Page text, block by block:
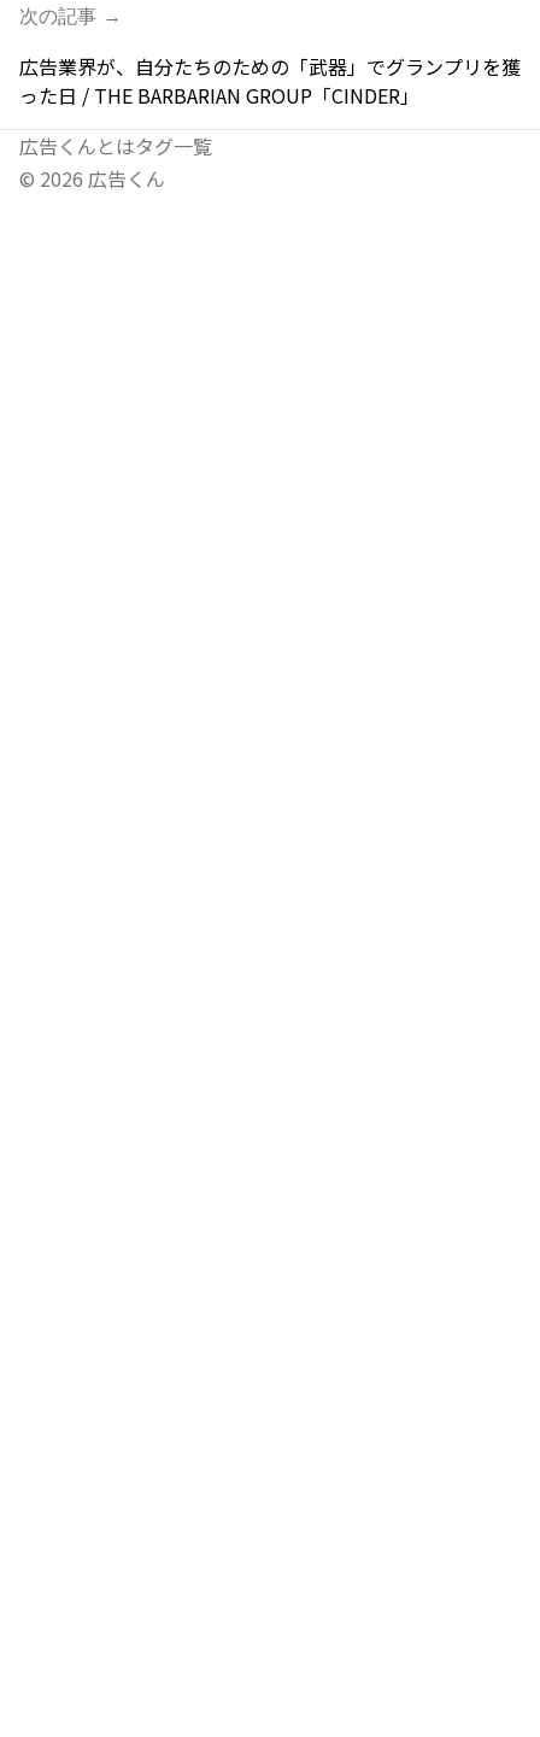
次の記事 →
広告業界が、自分たちのための「武器」でグランプリを獲
った日 / THE BARBARIAN GROUP「CINDER」
広告くんとはタグ一覧
© 2026 広告くん